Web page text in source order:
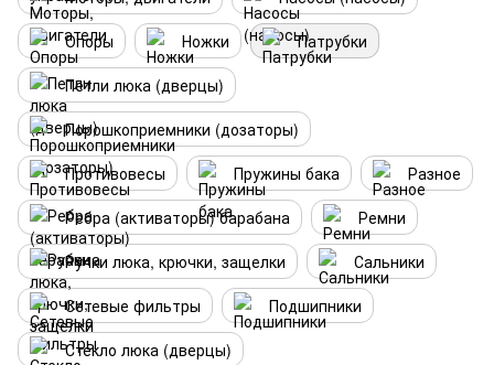
Опоры
Ножки
Патрубки
Петли люка (дверцы)
Порошкоприемники (дозаторы)
Противовесы
Пружины бака
Разное
Ребра (активаторы) барабана
Ремни
Ручки люка, крючки, защелки
Сальники
Сетевые фильтры
Подшипники
Стекло люка (дверцы)